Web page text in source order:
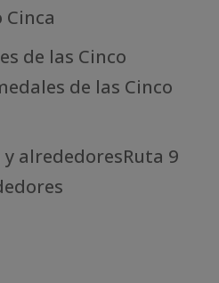
Cinca
de las Cinco
de las Cinco
y alrededoresRuta 9